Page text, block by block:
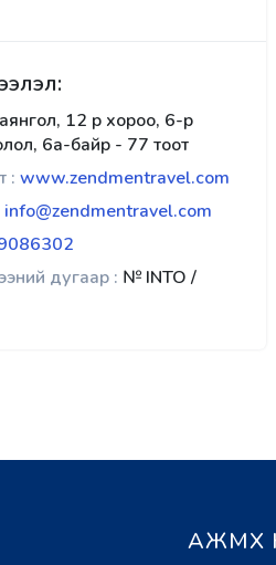
12 р хороо, 6-р
6а-байр - 77 тоот
: www.zendmentravel.com
info@zendmentravel.com
дугаар : № INTO /
АЖМХ